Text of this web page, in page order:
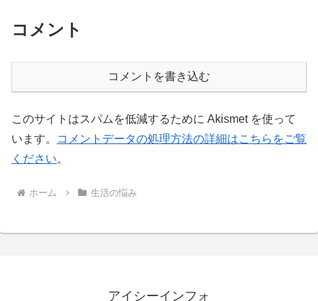
コメント
コメントを書き込む
このサイトはスパムを低減するために Akismet を使って
います。
コメントデータの処理方法の詳細はこちらをご覧
ください。
ホーム 生活の悩み
アイシーインフォ